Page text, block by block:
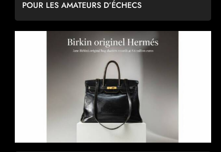
POUR LES AMATEURS D’ÉCHECS